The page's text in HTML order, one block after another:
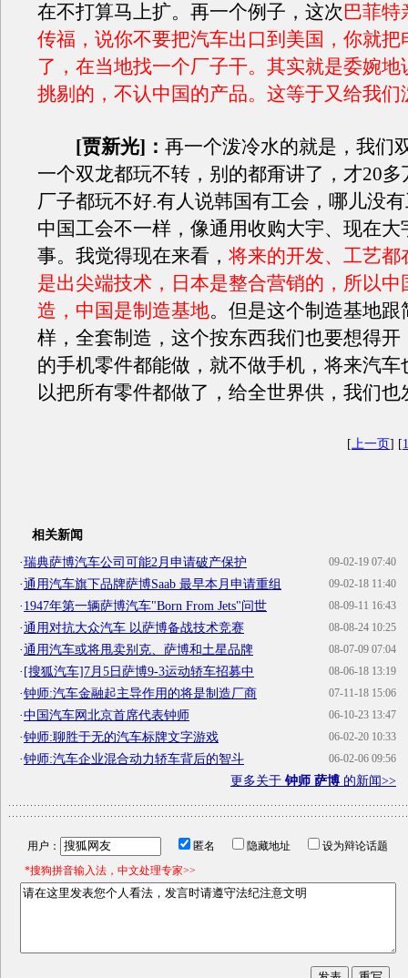
在不打算马上扩。再一个例子，这次巴菲特
传福，说你不要把汽车出口到美国，你就把
了，在当地找一个厂子干。其实就是委婉地
挑剔的，不认中国的产品。这等于又给我们
[贾新光]： 再一个泼冷水的就是，我们
一个双龙都玩不转，别的都甭讲了，才20
厂子都玩不好.有人说韩国有工会，哪儿没
中国工会不一样，像通用收购大宇、现在大
事。我觉得现在来看， 将来的开发、工艺都
是出尖端技术，日本是整合营销的，所以中
造，中国是制造基地。但是这个制造基地跟
样，全套制造，这个按东西我们也要想得开
的手机零件都能做，就不做手机，将来汽车
以把所有零件都做了，给全世界供，我们也
[上一页] [1
相关新闻
09-02-19 07:40
·瑞典萨博汽车公司可能2月申请破产保护
09-02-18 11:40
·通用汽车旗下品牌萨博Saab 最早本月申请重组
08-09-11 16:43
·1947年第一辆萨博汽车"Born From Jets"问世
08-08-24 10:25
·通用对抗大众汽车 以萨博备战技术竞赛
08-07-09 07:04
·通用汽车或将甩卖别克、萨博和土星品牌
08-06-18 13:19
·[搜狐汽车]7月5日萨博9-3运动轿车招募中
07-11-18 15:06
·钟师:汽车金融起主导作用的将是制造厂商
06-10-23 13:47
·中国汽车网北京首席代表钟师
06-02-20 10:33
·钟师:聊胜于无的汽车标牌文字游戏
06-02-06 09:56
·钟师:汽车企业混合动力轿车背后的智斗
更多关于 钟师 萨博 的新闻>>
用户： 匿名 隐藏地址
设为辩论话题
*搜狗拼音输入法，中文处理专家>>